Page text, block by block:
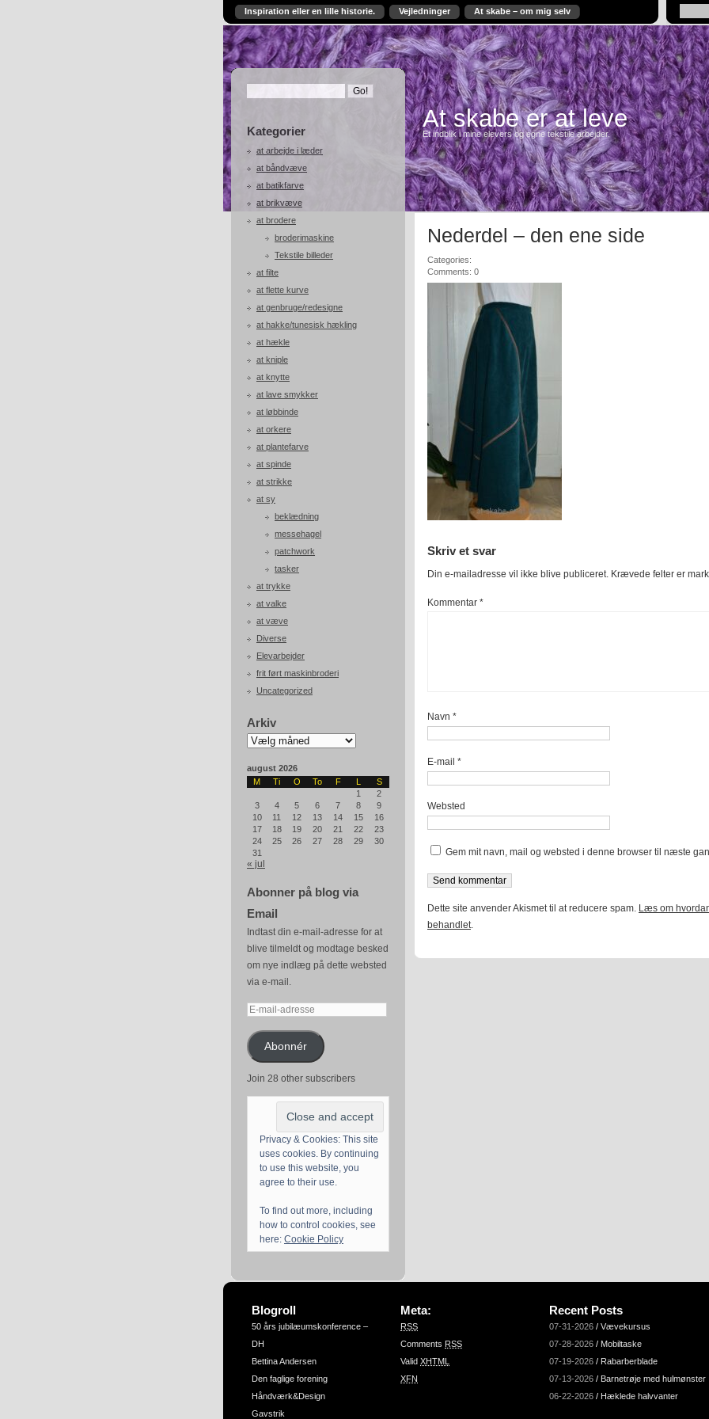
Inspiration eller en lille historie. Vejledninger At skabe – om mig selv
Kategorier
at arbejde i læder
at båndvæve
at batikfarve
at brikvæve
at brodere
broderimaskine
Tekstile billeder
at filte
at flette kurve
at genbruge/redesigne
at hakke/tunesisk hækling
at hækle
at kniple
at knytte
at lave smykker
at løbbinde
at orkere
at plantefarve
at spinde
at strikke
at sy
beklædning
messehagel
patchwork
tasker
at trykke
at valke
at væve
Diverse
Elevarbejder
frit ført maskinbroderi
Uncategorized
Arkiv
Arkiv
august 2026
M
Ti O To F L
S
1
2
3
4 5 6 7 8
9
10
11 12 13 14 15
16
17
18 19 20 21 22
23
24
25 26 27 28 29
30
31
« jul
Abonner på blog via
Email
Indtast din e-mail-adresse for at
blive tilmeldt og modtage besked
om nye indlæg på dette websted
via e-mail.
E-
adresseAbonnér
Join 28 other subscribers
Privacy & Cookies: This site
uses cookies. By continuing
to use this website, you
agree to their use.
To find out more, including
how to control cookies, see
here: Cookie Policy
At skabe er at leve
Et indblik i mine elevers og egne tekstile arbejder.
Nederdel – den ene side
Categories:
Comments: 0
Skriv et svar
Din e-mailadresse vil ikke blive publiceret. Krævede felter er
Kommentar *
Navn *
E-mail *
Websted
Gem mit navn, mail og websted i denne browser til næste
Dette site anvender Akismet til at reducere spam. Læs om
behandlet.
Blogroll
50 års jubilæumskonference –
DH
Bettina Andersen
Den faglige forening
Håndværk&Design
Gavstrik
Meta:
RSS
Comments RSS
Valid XHTML
XFN
Recent Posts
07-31-2026 / Vævekursus
07-28-2026 / Mobiltaske
07-19-2026 / Rabarberblade
07-13-2026 / Barnetrøje med hulmønster
06-22-2026 / Hæklede halvvanter